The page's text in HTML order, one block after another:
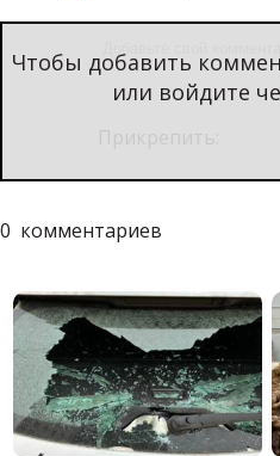
Чтобы добавить
или войдите
0 комментариев